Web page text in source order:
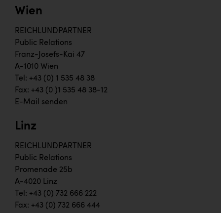
Wien
REICHLUNDPARTNER
Public Relations
Franz-Josefs-Kai 47
A-1010 Wien
Tel: +43 (0) 1 535 48 38
Fax: +43 (0 )1 535 48 38-12
E-Mail senden
Linz
REICHLUNDPARTNER
Public Relations
Promenade 25b
A-4020 Linz
Tel: +43 (0) 732 666 222
Fax: +43 (0) 732 666 444